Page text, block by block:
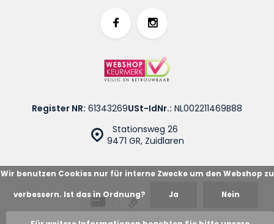
Stationsweg 26
9471 GR, Zuidlaren
Register NR: 61343269USt-IdNr.: NL002211469B88
© Cotton Blues
Wir benutzen Cookies nur für interne Zwecke um den Webshop zu
verbessern. Ist das in Ordnung? Ja Nein